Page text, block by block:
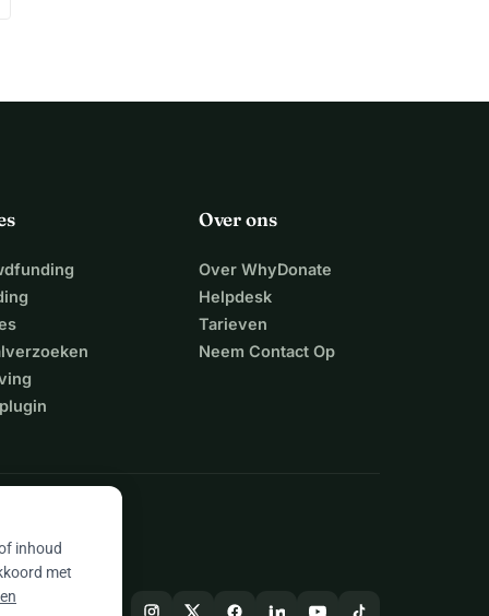
Over ons
Over WhyDonate
Helpdesk
Tarieven
Neem Contact Op
inhoud
met